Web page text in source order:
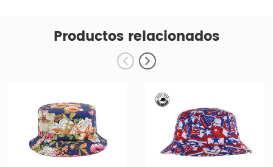
Productos relacionados